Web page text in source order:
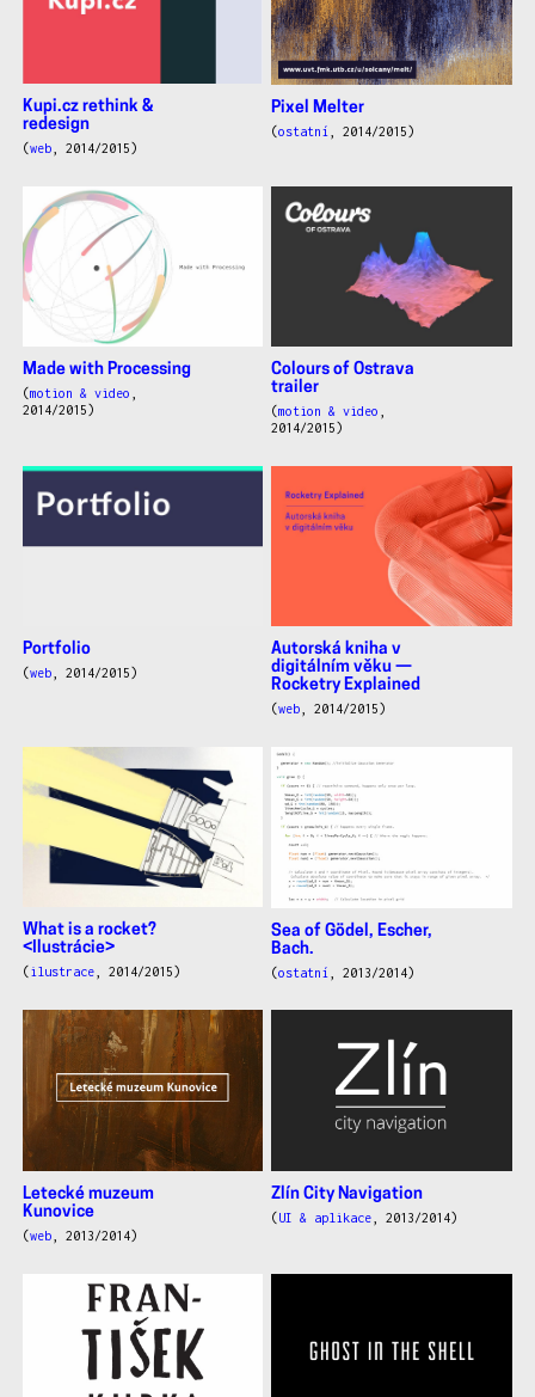
Kupi.cz rethink &
redesign
(web, 2014/2015)
Pixel Melter
(ostatní , 2014/2015)
Made with Processing
(motion & video
2014/2015)
Colours of Ostrava
trailer
(motion & video
2014/2015)
Portfolio
(web, 2014/2015)
Autorská kniha v
digitálním věku —
Rocketry Explained
(web , 2014/2015)
What is a rocket?
<Ilustrácie>
(ilustrace, 2014/2015)
Sea of Gödel, Escher,
Bach.
(ostatní , 2013/2014)
Letecké muzeum
Kunovice
(web, 2013/2014)
Zlín City Navigation
( UI & aplikace , 2013/2014)